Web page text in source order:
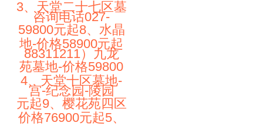
咨询电话027-
88311211）九龙
宫-纪念园-陵园
59800元起8、水晶
苑墓地-价格59800
元起9、樱花苑四区
3、天堂二十七区墓
地-价格58900元起
4、天堂十区墓地-
价格76900元起5、